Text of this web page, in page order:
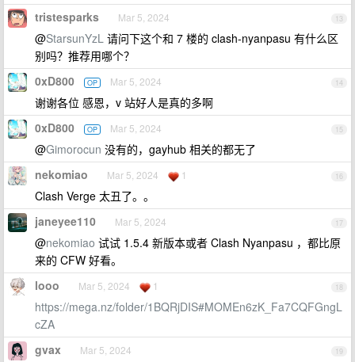
13
tristesparks Mar 5, 2024
@StarsunYzL 请问下这个和 7 楼的 clash-nyanpasu 有什么区
别吗？推荐用哪个？
14
0xD800 OP Mar 5, 2024
谢谢各位 感恩，v 站好人是真的多啊
15
0xD800 OP Mar 5, 2024
@Gimorocun 没有的，gayhub 相关的都无了
16
nekomiao Mar 5, 2024 1
Clash Verge 太丑了。。
17
janeyee110 Mar 5, 2024
@nekomiao 试试 1.5.4 新版本或者 Clash Nyanpasu ，都比原
来的 CFW 好看。
18
looo Mar 5, 2024 1
https://mega.nz/folder/1BQRjDIS#MOMEn6zK_Fa7CQFGngL
cZA
19
gvax Mar 5, 2024